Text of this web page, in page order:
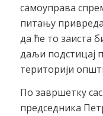
самоуправа
питању
да ће то заиста
даљи подстицај
територији
По завршетку
председника